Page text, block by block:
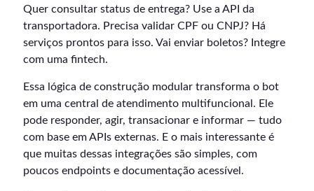
Quer consultar status de entrega? Use a API da
transportadora. Precisa validar CPF ou CNPJ? Há
serviços prontos para isso. Vai enviar boletos? Integre
com uma fintech.
Essa lógica de construção modular transforma o bot
em uma central de atendimento multifuncional. Ele
pode responder, agir, transacionar e informar — tudo
com base em APIs externas. E o mais interessante é
que muitas dessas integrações são simples, com
poucos endpoints e documentação acessível.